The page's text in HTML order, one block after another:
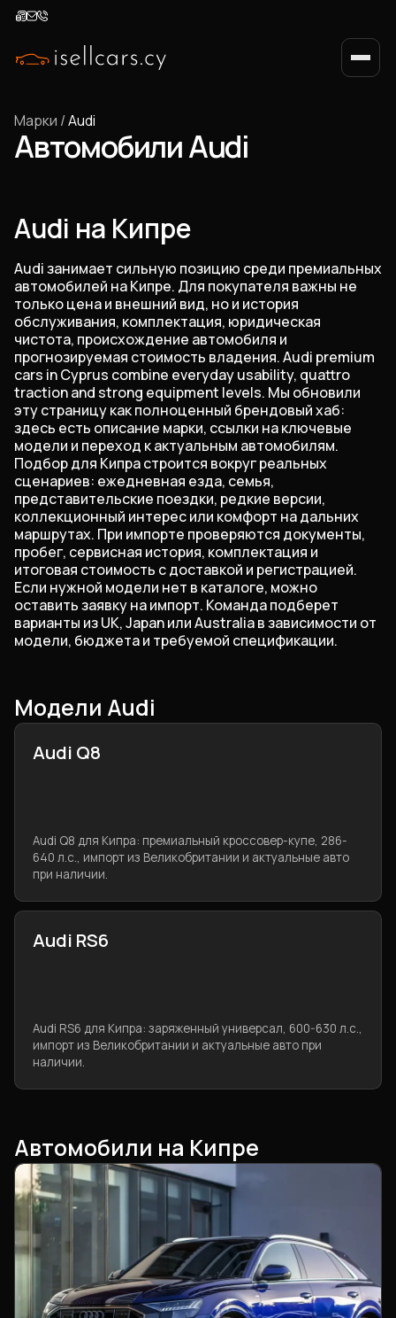
Марки /Audi
Автомобили Audi
Audi на Кипре
Audi занимает сильную позицию среди премиальных
автомобилей на Кипре. Для покупателя важны не
только цена и внешний вид, но и история
обслуживания, комплектация, юридическая
чистота, происхождение автомобиля и
прогнозируемая стоимость владения. Audi premium
cars in Cyprus combine everyday usability, quattro
traction and strong equipment levels. Мы обновили
эту страницу как полноценный брендовый хаб:
здесь есть описание марки, ссылки на ключевые
модели и переход к актуальным автомобилям.
Подбор для Кипра строится вокруг реальных
сценариев: ежедневная езда, семья,
представительские поездки, редкие версии,
коллекционный интерес или комфорт на дальних
маршрутах. При импорте проверяются документы,
пробег, сервисная история, комплектация и
итоговая стоимость с доставкой и регистрацией.
Если нужной модели нет в каталоге, можно
оставить заявку на импорт. Команда подберет
варианты из UK, Japan или Australia в зависимости от
модели, бюджета и требуемой спецификации.
Модели Audi
Audi Q8
Audi Q8 для Кипра: премиальный кроссовер-купе, 286-
640 л.с., импорт из Великобритании и актуальные авто
при наличии.
Audi RS6
Audi RS6 для Кипра: заряженный универсал, 600-630 л.с.,
импорт из Великобритании и актуальные авто при
наличии.
Автомобили на Кипре